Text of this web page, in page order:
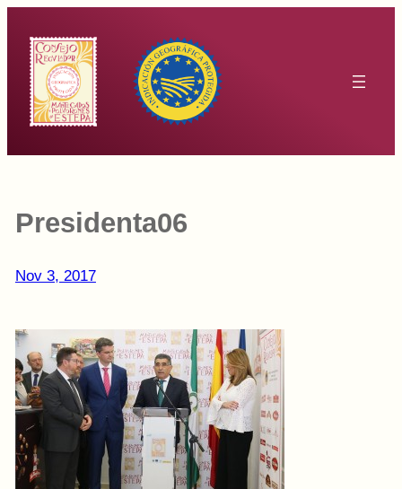
contenido
Presidenta06
Nov 3, 2017